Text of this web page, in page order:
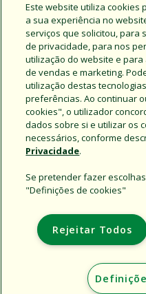
Notícias
Este website utiliza
a sua experiência no
serviços que solicitou, para
de privacidade, para nos
utilização do website e
de vendas e marketing.
utilização destas
preferências. Ao continuar
cookies", o utilizador
dados sobre si e utilizar os
necessários, conforme
Privacidade.
Se pretender fazer
"Definições de cookies"
Rejeitar Todos